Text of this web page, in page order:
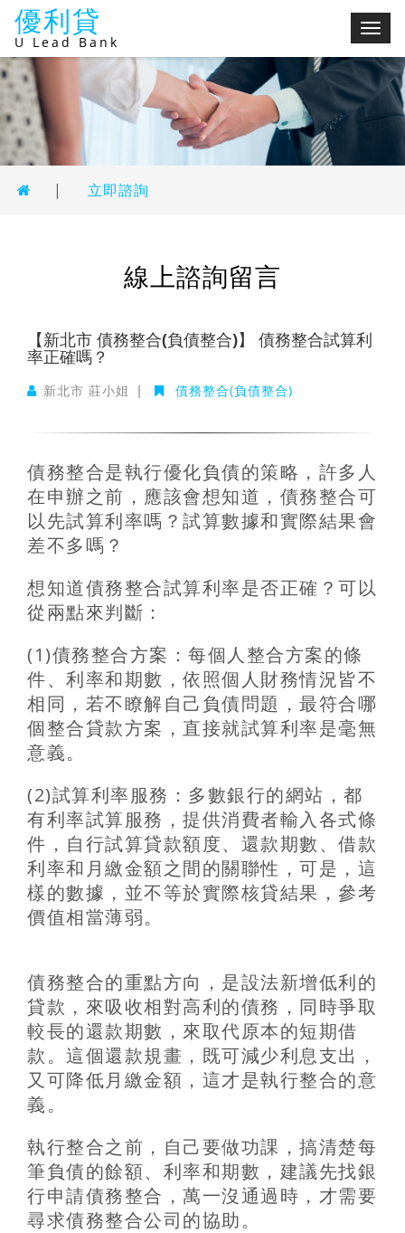
切
選
單
優利貸
U Lead Bank
| 立即諮詢
線上諮詢留言
【新北市 債務整合(負債整合)】 債務整合試算利
率正確嗎？
新北市 莊小姐 | 債務整合(負債整合)
債務整合是執行優化負債的策略，許多人
在申辦之前，應該會想知道，債務整合可
以先試算利率嗎？試算數據和實際結果會
差不多嗎？
想知道債務整合試算利率是否正確？可以
從兩點來判斷：
(1)債務整合方案：每個人整合方案的條
件、利率和期數，依照個人財務情況皆不
相同，若不瞭解自己負債問題，最符合哪
個整合貸款方案，直接就試算利率是毫無
意義。
(2)試算利率服務：多數銀行的網站，都
有利率試算服務，提供消費者輸入各式條
件，自行試算貸款額度、還款期數、借款
利率和月繳金額之間的關聯性，可是，這
樣的數據，並不等於實際核貸結果，參考
價值相當薄弱。
債務整合的重點方向，是設法新增低利的
貸款，來吸收相對高利的債務，同時爭取
較長的還款期數，來取代原本的短期借
款。這個還款規畫，既可減少利息支出，
又可降低月繳金額，這才是執行整合的意
義。
執行整合之前，自己要做功課，搞清楚每
筆負債的餘額、利率和期數，建議先找銀
行申請債務整合，萬一沒通過時，才需要
尋求債務整合公司的協助。